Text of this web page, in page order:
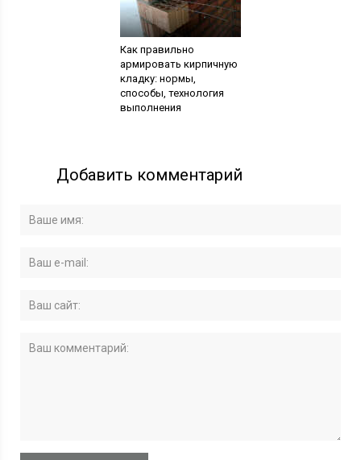
Как правильно
армировать кирпичную
кладку: нормы,
способы, технология
выполнения
Добавить комментарий